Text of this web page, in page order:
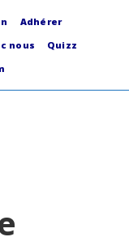
Adhérer
nous
Quizz